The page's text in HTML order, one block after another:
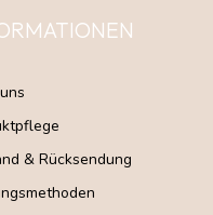
& Rücksendung